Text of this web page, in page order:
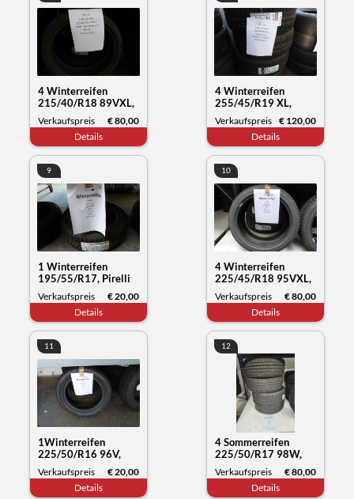
4 Winterreifen
215/40/R18 89VXL,
Nexen Tyre Winguard
Sport2, Datum 15/22
Verkaufspreis
€ 80,00
Details
4 Winterreifen
255/45/R19 XL,
Kumho Tyre
Wintercraft WP72,
Datum 30/23
Verkaufspreis € 120,00
Details
9
1 Winterreifen
195/55/R17, Pirelli
Snow Control, Datum
50/19
Verkaufspreis
€ 20,00
Details
10
4 Winterreifen
225/45/R18 95VXL,
Nokian Tyres WR
snowproof, Datum
Verkaufspreis
€ 80,00
Details
11
1Winterreifen
225/50/R16 96V,
Goodride SW608,
Datum 21/21
Verkaufspreis
€ 20,00
Details
12
4 Sommerreifen
225/50/R17 98W,
Yartu Zuper Eco,
Datum 04/24
Verkaufspreis
€ 80,00
Details